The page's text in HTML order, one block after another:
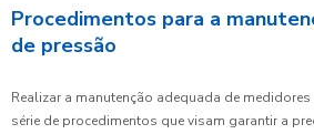
Procedimentos para a
de pressão
Realizar a manutenção adequada de
série de procedimentos que visam garantir a